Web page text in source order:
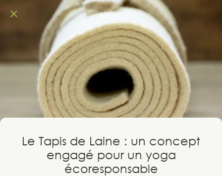
Le Tapis de Laine : un concept
engagé pour un yoga
écoresponsable